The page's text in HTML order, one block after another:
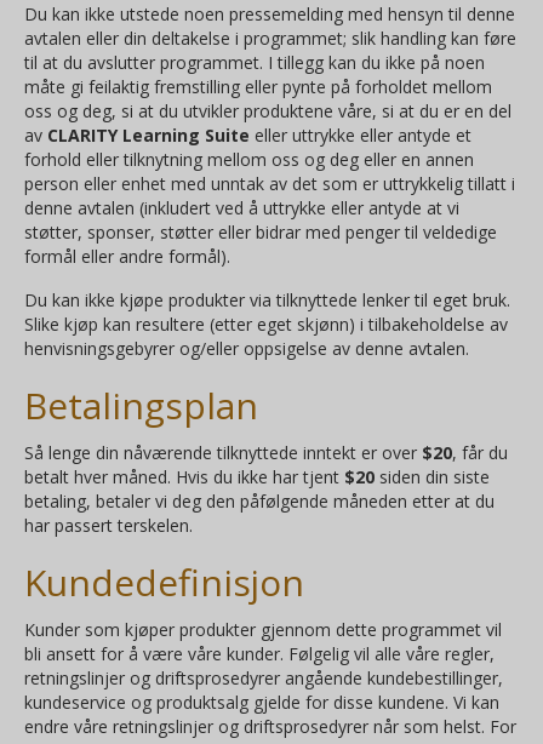
Du kan ikke utstede noen pressemelding med hensyn til denne
avtalen eller din deltakelse i programmet; slik handling kan føre
til at du avslutter programmet. I tillegg kan du ikke på noen
måte gi feilaktig fremstilling eller pynte på forholdet mellom
oss og deg, si at du utvikler produktene våre, si at du er en del
av CLARITY Learning Suite eller uttrykke eller antyde et
forhold eller tilknytning mellom oss og deg eller en annen
person eller enhet med unntak av det som er uttrykkelig tillatt i
denne avtalen (inkludert ved å uttrykke eller antyde at vi
støtter, sponser, støtter eller bidrar med penger til veldedige
formål eller andre formål).
Du kan ikke kjøpe produkter via tilknyttede lenker til eget bruk.
Slike kjøp kan resultere (etter eget skjønn) i tilbakeholdelse av
henvisningsgebyrer og/eller oppsigelse av denne avtalen.
Betalingsplan
Så lenge din nåværende tilknyttede inntekt er over $20, får du
betalt hver måned. Hvis du ikke har tjent $20 siden din siste
betaling, betaler vi deg den påfølgende måneden etter at du
har passert terskelen.
Kundedefinisjon
Kunder som kjøper produkter gjennom dette programmet vil
bli ansett for å være våre kunder. Følgelig vil alle våre regler,
retningslinjer og driftsprosedyrer angående kundebestillinger,
kundeservice og produktsalg gjelde for disse kundene. Vi kan
endre våre retningslinjer og driftsprosedyrer når som helst. For